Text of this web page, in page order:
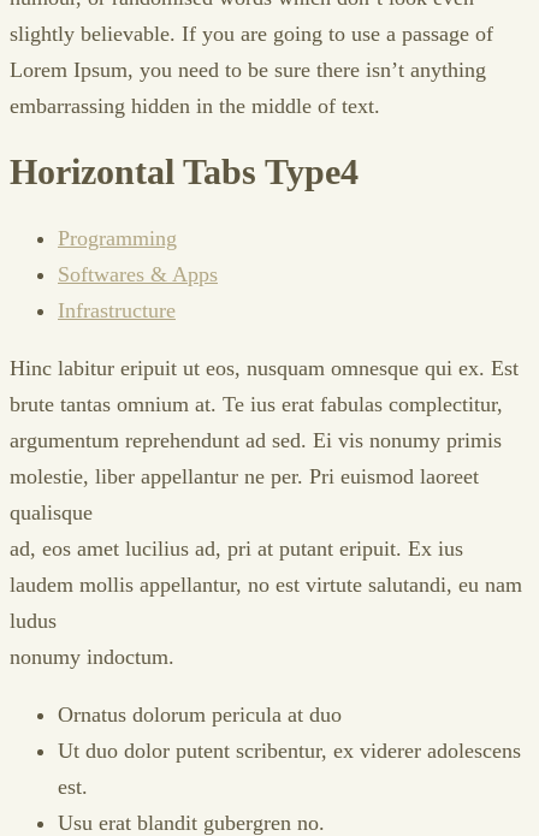
slightly believable. If you are going to use a passage of
Lorem Ipsum, you need to be sure there isn’t anything
embarrassing hidden in the middle of text.
Horizontal Tabs Type4
Programming
Softwares & Apps
Infrastructure
Hinc labitur eripuit ut eos, nusquam omnesque qui ex. Est
brute tantas omnium at. Te ius erat fabulas complectitur,
argumentum reprehendunt ad sed. Ei vis nonumy primis
molestie, liber appellantur ne per. Pri euismod laoreet
qualisque
ad, eos amet lucilius ad, pri at putant eripuit. Ex ius
laudem mollis appellantur, no est virtute salutandi, eu nam
ludus
nonumy indoctum.
Ornatus dolorum pericula at duo
Ut duo dolor putent scribentur, ex viderer adolescens
est.
Usu erat blandit gubergren no.